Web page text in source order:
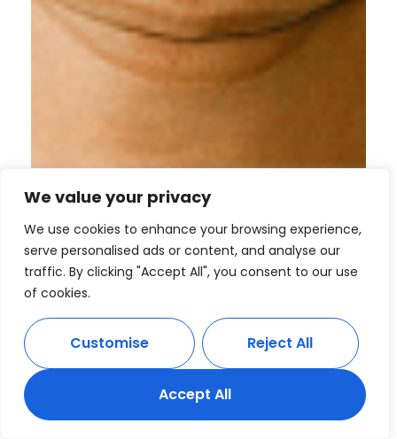
We value your privacy
We use cookies to enhance your browsing experience,
serve personalised ads or content, and analyse our
traffic. By clicking "Accept All", you consent to our use
of cookies.
Customise Reject All
Accept All